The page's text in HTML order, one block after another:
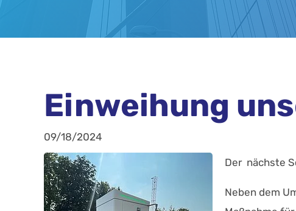
Einweihung
09/18/2024
Der nächste
Neben dem